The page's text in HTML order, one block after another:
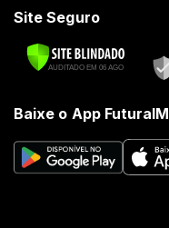
Site Seguro
Baixe o App FuturaIM